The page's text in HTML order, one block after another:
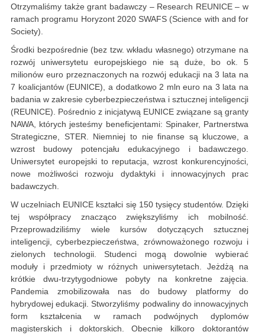
Otrzymaliśmy także grant badawczy – Research REUNICE – w
ramach programu Horyzont 2020 SWAFS (Science with and for
Society).
Środki bezpośrednie (bez tzw. wkładu własnego) otrzymane na
rozwój uniwersytetu europejskiego nie są duże, bo ok. 5
milionów euro przeznaczonych na rozwój edukacji na 3 lata na
7 koalicjantów (EUNICE), a dodatkowo 2 mln euro na 3 lata na
badania w zakresie cyberbezpieczeństwa i sztucznej inteligencji
(REUNICE). Pośrednio z inicjatywą EUNICE związane są granty
NAWA, których jesteśmy beneficjentami: Spinaker, Partnerstwa
Strategiczne, STER. Niemniej to nie finanse są kluczowe, a
wzrost budowy potencjału edukacyjnego i badawczego.
Uniwersytet europejski to reputacja, wzrost konkurencyjności,
nowe możliwości rozwoju dydaktyki i innowacyjnych prac
badawczych.
W uczelniach EUNICE kształci się 150 tysięcy studentów. Dzięki
tej współpracy znacząco zwiększyliśmy ich mobilność.
Przeprowadziliśmy wiele kursów dotyczących sztucznej
inteligencji, cyberbezpieczeństwa, zrównoważonego rozwoju i
zielonych technologii. Studenci mogą dowolnie wybierać
moduły i przedmioty w różnych uniwersytetach. Jeżdżą na
krótkie dwu-trzytygodniowe pobyty na konkretne zajęcia.
Pandemia zmobilizowała nas do budowy platformy do
hybrydowej edukacji. Stworzyliśmy podwaliny do innowacyjnych
form kształcenia w ramach podwójnych dyplomów
magisterskich i doktorskich. Obecnie kilkoro doktorantów